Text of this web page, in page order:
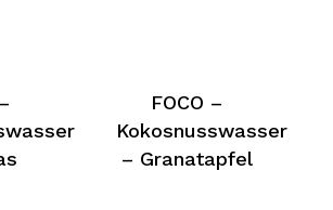
FOCO –
Kokosnusswasser
– Granatapfel